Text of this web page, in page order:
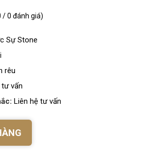
/ 0 đánh giá)
Sự Stone
rêu
vấn
Liên hệ tư vấn